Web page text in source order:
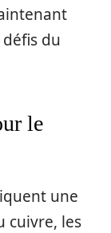
du
le
une
cuivre, les